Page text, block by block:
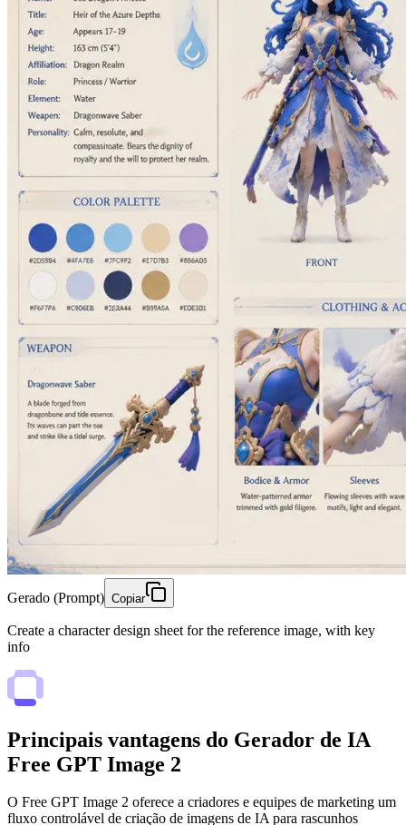
Gerado (Prompt) Copiar
Create a character design sheet for the reference image, with key
info
Principais vantagens do Gerador de IA
Free GPT Image 2
O Free GPT Image 2 oferece a criadores e equipes de marketing um
fluxo controlável de criação de imagens de IA para rascunhos